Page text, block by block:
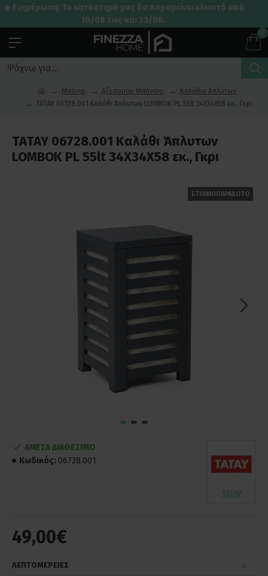
☀️ Ενημέρωση: Το κατάστημά μας θα παραμείνει κλειστό από
10/08 έως και 23/08.
0
Μπάνιο Αξεσουάρ Μπάνιου
Καλάθια Απλύτων
TATAY 06728.001 Καλάθι Άπλυτων LOMBOK PL 55lt 34X34X58 εκ., Γκρι
TATAY 06728.001 Καλάθι Άπλυτων
LOMBOK PL 55lt 34X34X58 εκ., Γκρι
ΕΤΟΙΜΟΠΑΡΑΔΟΤΟ
49,00€
ΑΜΕΣΑ ΔΙΑΘΕΣΙΜΟ
Κωδικός: 06728.001
TATAY
ΛΕΠΤΟΜΕΡΕΙΕΣ